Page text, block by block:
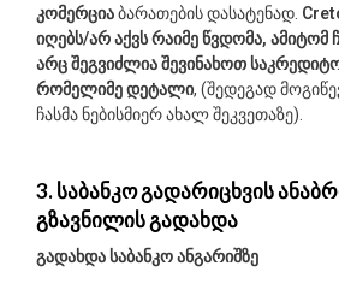
კომერციაბარათების დასატენად.
იღებს/არ აქვს რაიმე წვდომა, ამიტომ
არც შეგვიძლია შევინახოთ
რომელიმე დეტალი, (შედეგად
ჩასმა ნებისმიერ ახალ შეკვეთაზე).
3. საბანკო გადარიცხვის
გზავნილის გადახდა
გადახდა საბანკო ანგარიშზე